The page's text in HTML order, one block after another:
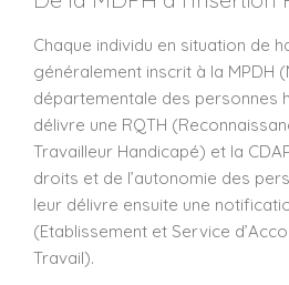
Chaque individu en situation de
généralement inscrit à la MPDH
départementale des personnes
délivre une RQTH
Travailleur Handicapé) et la
droits et de l’autonomie des
leur délivre ensuite une
(Etablissement et Service
Travail).